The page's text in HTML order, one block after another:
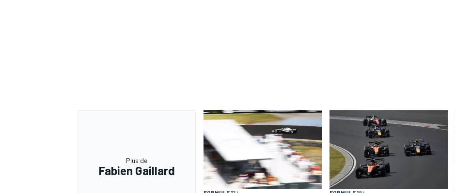
Plus de
Fabien Gaillard